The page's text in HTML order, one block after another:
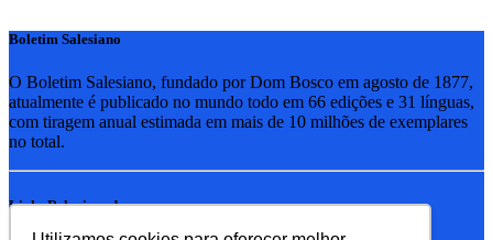
Boletim Salesiano
O Boletim Salesiano, fundado por Dom Bosco em agosto de 1877,
atualmente é publicado no mundo todo em 66 edições e 31 línguas,
com tiragem anual estimada em mais de 10 milhões de exemplares
no total.
Links Relacionados